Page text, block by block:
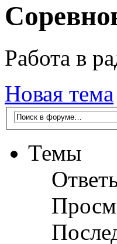
Работа в
Новая тема
Темы